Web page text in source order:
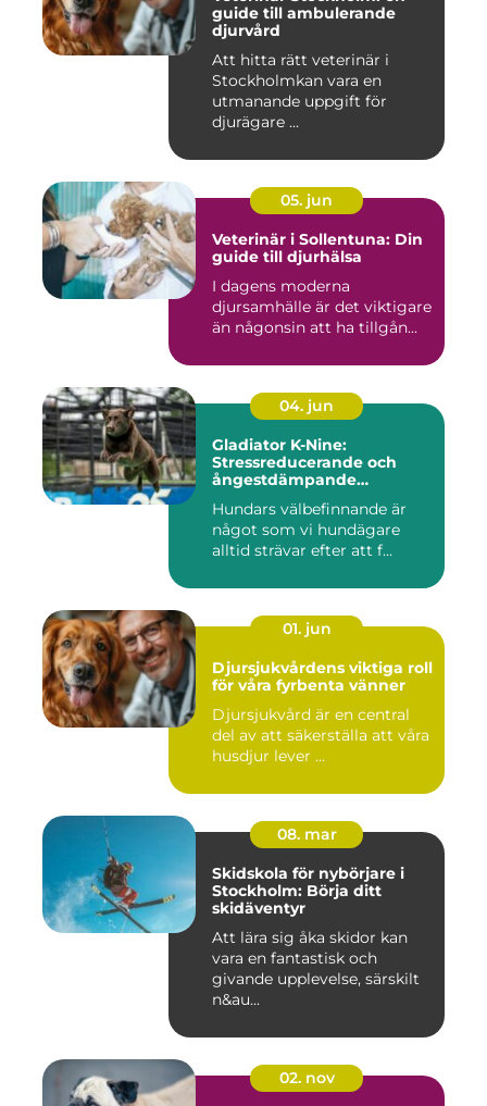
guide till ambulerande
djurvård
Att hitta rätt veterinär i
Stockholmkan vara en
utmanande uppgift för
djurägare ...
05. jun
Veterinär i Sollentuna: Din
guide till djurhälsa
I dagens moderna
djursamhälle är det viktigare
än någonsin att ha tillgån...
04. jun
Gladiator K-Nine:
Stressreducerande och
ångestdämpande
Hundars välbefinnande är
något som vi hundägare
alltid strävar efter att f...
01. jun
Djursjukvårdens viktiga roll
för våra fyrbenta vänner
Djursjukvård är en central
del av att säkerställa att våra
husdjur lever ...
08. mar
Skidskola för nybörjare i
Stockholm: Börja ditt
skidäventyr
Att lära sig åka skidor kan
vara en fantastisk och
givande upplevelse, särskilt
n&au...
02. nov